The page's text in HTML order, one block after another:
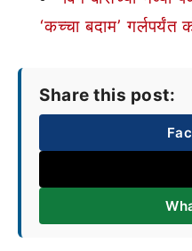
‘कच्चा बदाम’ गर्लपर्यंत
Share this post: